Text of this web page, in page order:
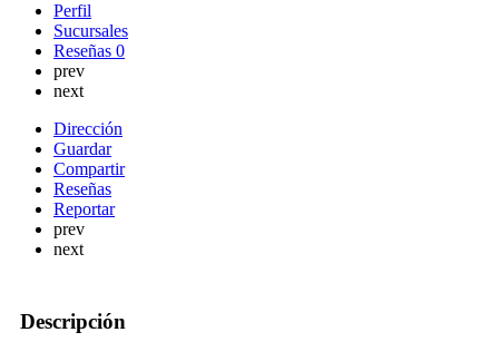
Perfil
Sucursales
Reseñas 0
prev
next
Dirección
Guardar
Compartir
Reseñas
Reportar
prev
next
Descripción